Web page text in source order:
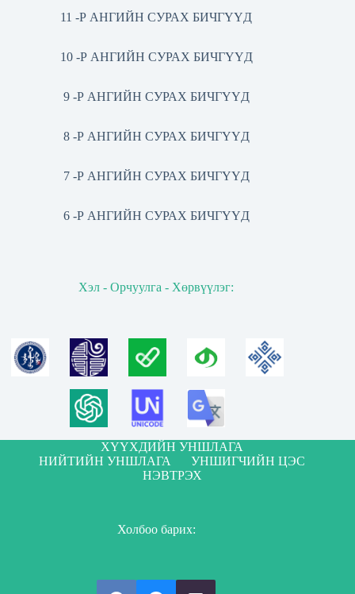
11 -Р АНГИЙН СУРАХ БИЧГҮҮД
10 -Р АНГИЙН СУРАХ БИЧГҮҮД
9 -Р АНГИЙН СУРАХ БИЧГҮҮД
8 -Р АНГИЙН СУРАХ БИЧГҮҮД
7 -Р АНГИЙН СУРАХ БИЧГҮҮД
6 -Р АНГИЙН СУРАХ БИЧГҮҮД
Хэл - Орчуулга - Хөрвүүлэг:
ХҮҮХДИЙН УНШЛАГА
НИЙТИЙН УНШЛАГА
УНШИГЧИЙН ЦЭС
НЭВТРЭХ
Холбоо барих: